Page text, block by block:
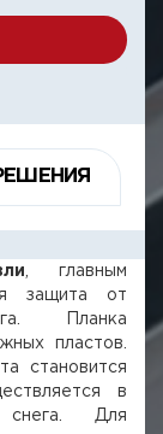
, главным
защита от
Планка
пластов.
становится
в
снега. Для